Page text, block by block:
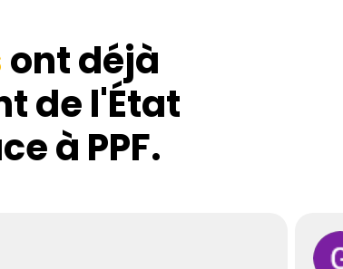
ont déjà
de l'État
à PPF.